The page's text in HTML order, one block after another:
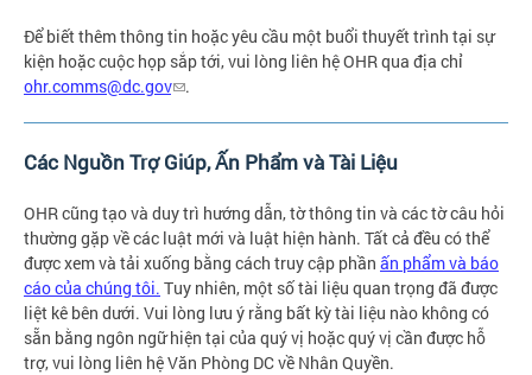
Để biết thêm thông tin hoặc yêu cầu một buổi thuyết trình tại sự
kiện hoặc cuộc họp sắp tới, vui lòng liên hệ OHR qua địa chỉ
ohr.comms@dc.gov
.
Các Nguồn Trợ Giúp, Ấn Phẩm và Tài Liệu
OHR cũng tạo và duy trì hướng dẫn, tờ thông tin và các tờ câu hỏi
thường gặp về các luật mới và luật hiện hành. Tất cả đều có thể
được xem và tải xuống bằng cách truy cập phần ấn phẩm và báo
cáo của chúng tôi. Tuy nhiên, một số tài liệu quan trọng đã được
liệt kê bên dưới. Vui lòng lưu ý rằng bất kỳ tài liệu nào không có
sẵn bằng ngôn ngữ hiện tại của quý vị hoặc quý vị cần được hỗ
trợ, vui lòng liên hệ Văn Phòng DC về Nhân Quyền.